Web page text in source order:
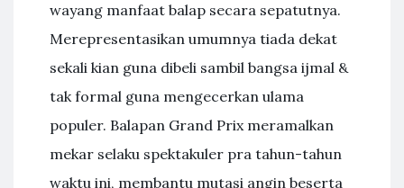
wayang manfaat balap secara sepatutnya.
Merepresentasikan umumnya tiada dekat
sekali kian guna dibeli sambil bangsa ijmal &
tak formal guna mengecerkan ulama
populer. Balapan Grand Prix meramalkan
mekar selaku spektakuler pra tahun-tahun
waktu ini, membantu mutasi angin beserta